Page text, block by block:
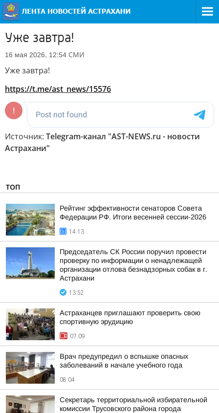
Уже завтра!
16 мая 2026, 12:54 СМИ
Уже завтра!
https://t.me/ast_news/15576
Источник: Telegram-канал "AST-NEWS.ru - новости
Астрахани"
ТОП
Рейтинг эффективности сенаторов Совета
Федерации РФ. Итоги весенней сессии-2026
14:13
Председатель СК России поручил провести
проверку по информации о ненадлежащей
организации отлова безнадзорных собак в г.
Астрахани
13:52
Астраханцев приглашают проверить свою
спортивную эрудицию
07:09
Врач предупредил о вспышке опасных
заболеваний в начале учебного года
08:04
Секретарь территориальной избирательной
комиссии Трусовского района города